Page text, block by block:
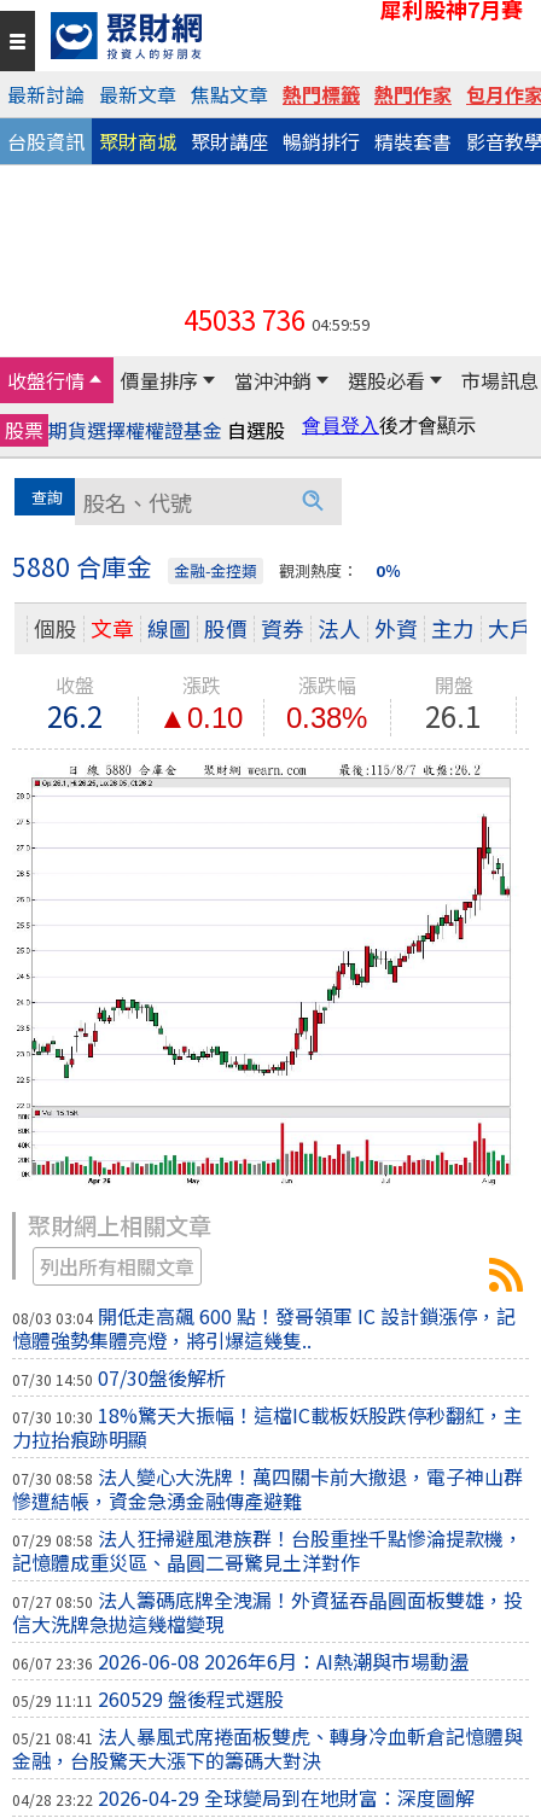
犀利股神7月賽
最新討論 最新文章 焦點文章 熱門標籤 熱門作家 包月作
台股資訊 聚財商城 聚財講座 暢銷排行 精裝套書 影音教
45033 736 04:59:59
收盤行情 價量排序 當沖沖銷 選股必看
市場訊息
股票期貨選擇權權證基金 自選股
5880 合庫金 金融-金控類 觀測熱度： 0％
個股 文章 線圖 股價 資券 法人 外資 主力 大戶
收盤 漲跌 漲跌幅 開盤
26.2 ▲0.10 0.38% 26.1
聚財網上相關文章
列出所有相關文章
08/03 03:04 開低走高飆 600 點！發哥領軍 IC 設計鎖漲停，記
憶體強勢集體亮燈，將引爆這幾隻..
07/30 14:50 07/30盤後解析
07/30 10:30 18%驚天大振幅！這檔IC載板妖股跌停秒翻紅，主
力拉抬痕跡明顯
07/30 08:58 法人變心大洗牌！萬四關卡前大撤退，電子神山群
慘遭結帳，資金急湧金融傳產避難
07/29 08:58 法人狂掃避風港族群！台股重挫千點慘淪提款機，
記憶體成重災區、晶圓二哥驚見土洋對作
07/27 08:50 法人籌碼底牌全洩漏！外資猛吞晶圓面板雙雄，投
信大洗牌急拋這幾檔變現
06/07 23:36 2026-06-08 2026年6月：AI熱潮與市場動盪
05/29 11:11 260529 盤後程式選股
05/21 08:41 法人暴風式席捲面板雙虎、轉身冷血斬倉記憶體與
金融，台股驚天大漲下的籌碼大對決
04/28 23:22 2026-04-29 全球變局到在地財富：深度圖解